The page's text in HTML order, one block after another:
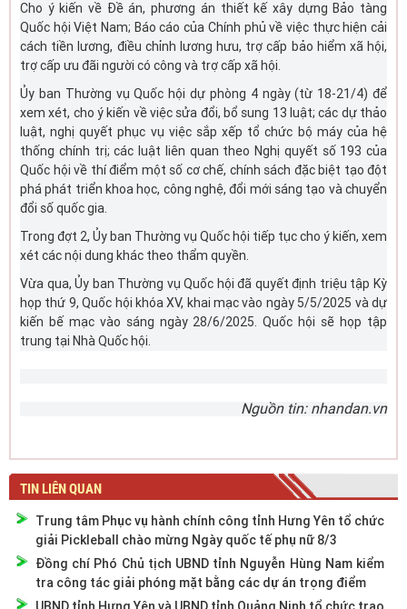
Cho ý kiến về Đề án, phương án thiết kế xây dựng Bảo tàng
Quốc hội Việt Nam; Báo cáo của Chính phủ về việc thực hiện cải
cách tiền lương, điều chỉnh lương hưu, trợ cấp bảo hiểm xã hội,
trợ cấp ưu đãi người có công và trợ cấp xã hội.
Ủy ban Thường vụ Quốc hội dự phòng 4 ngày (từ 18-21/4) để
xem xét, cho ý kiến về việc sửa đổi, bổ sung 13 luật; các dự thảo
luật, nghị quyết phục vụ việc sắp xếp tổ chức bộ máy của hệ
thống chính trị; các luật liên quan theo Nghị quyết số 193 của
Quốc hội về thí điểm một số cơ chế, chính sách đặc biệt tạo đột
phá phát triển khoa học, công nghệ, đổi mới sáng tạo và chuyển
đổi số quốc gia.
Trong đợt 2, Ủy ban Thường vụ Quốc hội tiếp tục cho ý kiến, xem
xét các nội dung khác theo thẩm quyền.
Vừa qua, Ủy ban Thường vụ Quốc hội đã quyết định triệu tập Kỳ
họp thứ 9, Quốc hội khóa XV, khai mạc vào ngày 5/5/2025 và dự
kiến bế mạc vào sáng ngày 28/6/2025. Quốc hội sẽ họp tập
trung tại Nhà Quốc hội.
Nguồn tin: nhandan.vn
TIN LIÊN QUAN
Trung tâm Phục vụ hành chính công tỉnh Hưng Yên tổ chức
giải Pickleball chào mừng Ngày quốc tế phụ nữ 8/3
Đồng chí Phó Chủ tịch UBND tỉnh Nguyễn Hùng Nam kiểm
tra công tác giải phóng mặt bằng các dự án trọng điểm